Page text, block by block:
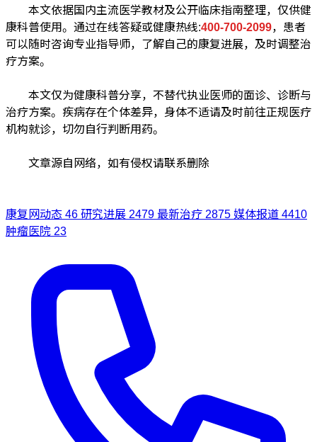
本文依据国内主流医学教材及公开临床指南整理，仅供健
康科普使用。通过在线答疑或健康热线:400-700-2099，患者
可以随时咨询专业指导师，了解自己的康复进展，及时调整治
疗方案。
本文仅为健康科普分享，不替代执业医师的面诊、诊断与
治疗方案。疾病存在个体差异，身体不适请及时前往正规医疗
机构就诊，切勿自行判断用药。
文章源自网络，如有侵权请联系删除
康复网动态46研究进展2479最新治疗2875媒体报道4410
肿瘤医院23